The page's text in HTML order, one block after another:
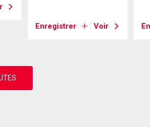
Enregistrer Voir